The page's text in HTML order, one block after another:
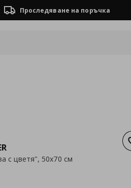
Проследяване на поръчка
с цветя", 50x70 см